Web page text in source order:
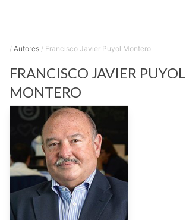
/ Autores / Francisco Javier Puyol Montero
FRANCISCO JAVIER PUYOL
MONTERO